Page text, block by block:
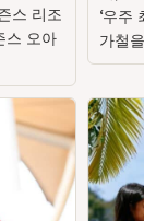
스 리조
스 오아
‘우주
가철